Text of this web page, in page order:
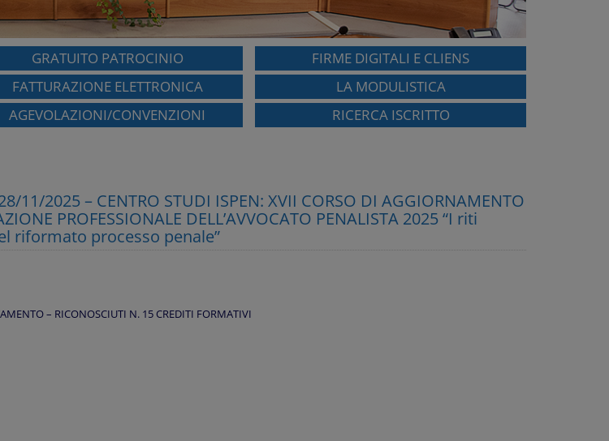
GRATUITO PATROCINIO
FIRME DIGITALI E CLIENS
FATTURAZIONE ELETTRONICA
LA MODULISTICA
AGEVOLAZIONI/CONVENZIONI
RICERCA ISCRITTO
11/2025 – CENTRO STUDI ISPEN: XVII CORSO DI AGGIORNAMENTO
PROFESSIONALE DELL’AVVOCATO PENALISTA 2025 “I riti
riformato processo penale”
– RICONOSCIUTI N. 15 CREDITI FORMATIVI